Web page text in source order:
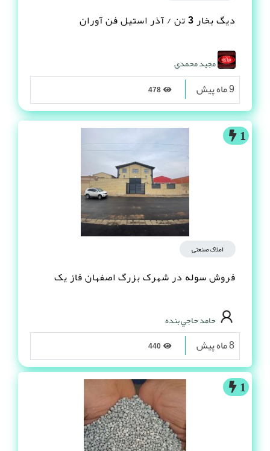
دیگ بخار 3 تن / آذر استیل فن آوران
مجید محمدی
9 ماه پیش
1
املاک صنعتی
فروش سوله در شهرک بزرگ اصفهان فاز یک
حامد حاجي بنده
8 ماه پیش
1